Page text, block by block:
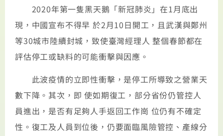
2020年第一隻黑天鵝「新冠肺炎」在1月底出
現，中國宣布不得早 於2月10日開工，且武漢與鄭州
等30城市陸續封城，致使臺灣經理人 整個春節都在
評估停工或缺料的可能衝擊與因應。
此波疫情的立即性衝擊，是停工所導致之營業天
數下降。其次，即 使如期復工，部分省份仍管控人
員進出，是否有足夠人手返回工作崗 位仍有不確定
性。復工及人員到位後，仍要面臨風險管控、產線分